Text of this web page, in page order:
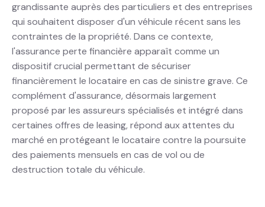
grandissante auprès des particuliers et des entreprises
qui souhaitent disposer d'un véhicule récent sans les
contraintes de la propriété. Dans ce contexte,
l'assurance perte financière apparaît comme un
dispositif crucial permettant de sécuriser
financièrement le locataire en cas de sinistre grave. Ce
complément d'assurance, désormais largement
proposé par les assureurs spécialisés et intégré dans
certaines offres de leasing, répond aux attentes du
marché en protégeant le locataire contre la poursuite
des paiements mensuels en cas de vol ou de
destruction totale du véhicule.